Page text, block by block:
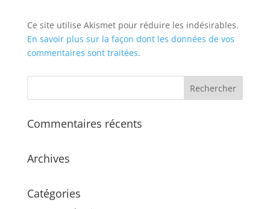
Ce site utilise Akismet pour réduire les indésirables.
En savoir plus sur la façon dont les données de vos
commentaires sont traitées.
Commentaires récents
Archives
Catégories